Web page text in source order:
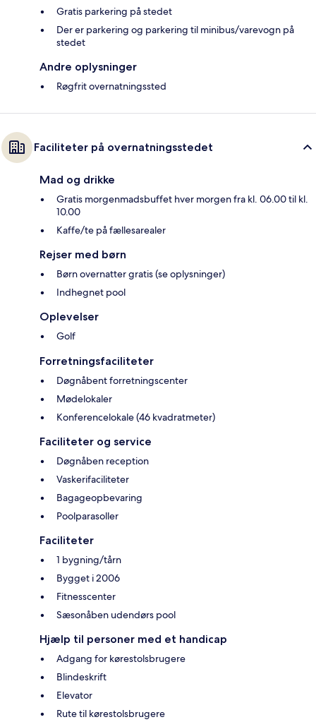
Gratis parkering på stedet
Der er parkering og parkering til minibus/varevogn på
stedet
Andre oplysninger
Røgfrit overnatningssted
Faciliteter på overnatningsstedet
Mad og drikke
Gratis morgenmadsbuffet hver morgen fra kl. 06.00 til kl.
10.00
Kaffe/te på fællesarealer
Rejser med børn
Børn overnatter gratis (se oplysninger)
Indhegnet pool
Oplevelser
Golf
Forretningsfaciliteter
Døgnåbent forretningscenter
Mødelokaler
Konferencelokale (46 kvadratmeter)
Faciliteter og service
Døgnåben reception
Vaskerifaciliteter
Bagageopbevaring
Poolparasoller
Faciliteter
1 bygning/tårn
Bygget i 2006
Fitnesscenter
Sæsonåben udendørs pool
Hjælp til personer med et handicap
Adgang for kørestolsbrugere
Blindeskrift
Elevator
Rute til kørestolsbrugere